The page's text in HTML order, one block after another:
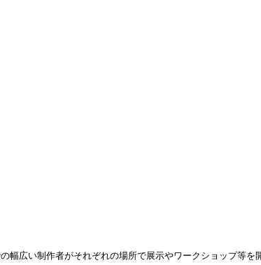
幅広い制作者がそれぞれの場所で展示やワークショップ等